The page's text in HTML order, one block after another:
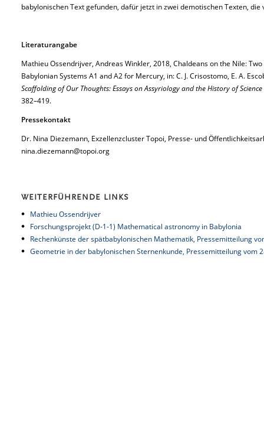
babylonischen Text gefunden, dafür jetzt in zwei demotischen Texten,
Literaturangabe
Mathieu Ossendrijver, Andreas Winkler, 2018, Chaldeans on the Nile:
Babylonian Systems A1 and A2for Mercury, in: C. J. Crisostomo, E. A.
Scaffolding of Our Thoughts: Essays on Assyriology and the History of
382–419.
Pressekontakt
Dr. Nina Diezemann, Exzellenzcluster Topoi, Presse- und
nina.diezemann@topoi.org
WEITERFÜHRENDE LINKS
Mathieu Ossendrijver
Forschungsprojekt (D-1-1) Mathematical astronomy in Babylonia
Rechenkünste der spätbabylonischen Mathematik, Pressemitteilung
Geometrie in der babylonischen Sternenkunde, Pressemitteilung vom